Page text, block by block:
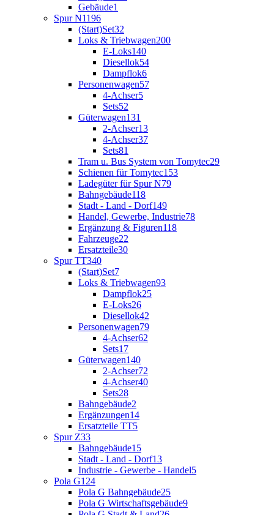
Gebäude1
Spur N1196
(Start)Set32
Loks & Triebwagen200
E-Loks140
Diesellok54
Dampflok6
Personenwagen57
4-Achser5
Sets52
Güterwagen131
2-Achser13
4-Achser37
Sets81
Tram u. Bus System von Tomytec29
Schienen für Tomytec153
Ladegüter für Spur N79
Bahngebäude118
Stadt - Land - Dorf149
Handel, Gewerbe, Industrie78
Ergänzung & Figuren118
Fahrzeuge22
Ersatzteile30
Spur TT340
(Start)Set7
Loks & Triebwagen93
Dampflok25
E-Loks26
Diesellok42
Personenwagen79
4-Achser62
Sets17
Güterwagen140
2-Achser72
4-Achser40
Sets28
Bahngebäude2
Ergänzungen14
Ersatzteile TT5
Spur Z33
Bahngebäude15
Stadt - Land - Dorf13
Industrie - Gewerbe - Handel5
Pola G124
Pola G Bahngebäude25
Pola G Wirtschaftsgebäude9